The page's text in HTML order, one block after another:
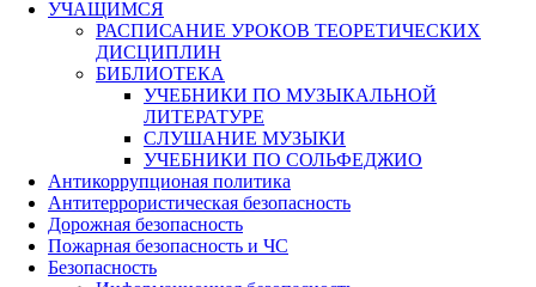
УЧАЩИМСЯ
РАСПИСАНИЕ УРОКОВ ТЕОРЕТИЧЕСКИХ
ДИСЦИПЛИН
БИБЛИОТЕКА
УЧЕБНИКИ ПО МУЗЫКАЛЬНОЙ
ЛИТЕРАТУРЕ
СЛУШАНИЕ МУЗЫКИ
УЧЕБНИКИ ПО СОЛЬФЕДЖИО
Антикоррупционая политика
Антитеррористическая безопасность
Дорожная безопасность
Пожарная безопасность и ЧС
Безопасность